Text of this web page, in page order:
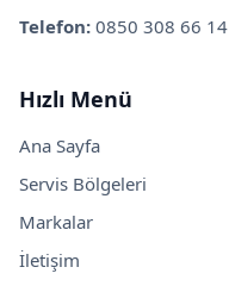
Telefon: 0850 308 66 14
Hızlı Menü
Ana Sayfa
Servis Bölgeleri
Markalar
İletişim